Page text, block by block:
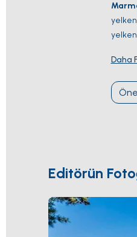
Daha
Editörün